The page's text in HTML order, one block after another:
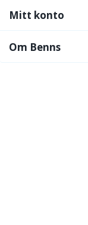
Mitt konto
Om Benns